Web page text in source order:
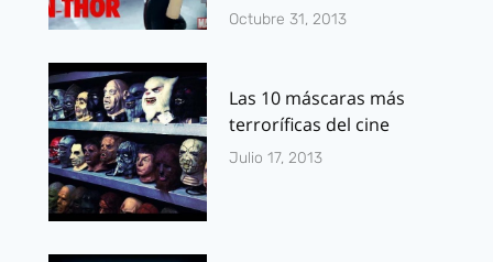
Octubre 31, 2013
Las 10 máscaras más
terroríficas del cine
Julio 17, 2013